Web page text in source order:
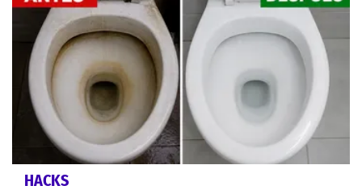
HACKS